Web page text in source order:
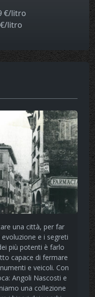
€/litro
litro
una città, per far
e i segreti
più potenti è farlo
capace di fermare
e veicoli. Con
Angoli Nascosti e
una collezione